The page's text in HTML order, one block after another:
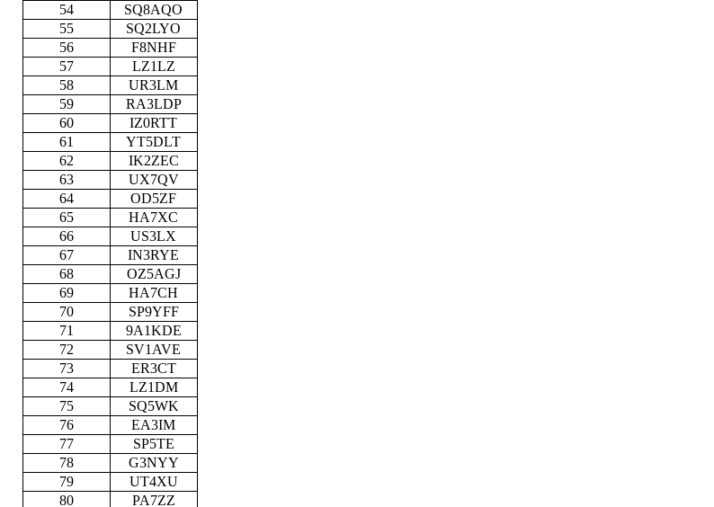
54
SQ8AQO
55
SQ2LYO
56
F8NHF
57
LZ1LZ
58
UR3LM
59
RA3LDP
60
IZ0RTT
61
YT5DLT
62
IK2ZEC
63
UX7QV
64
OD5ZF
65
HA7XC
66
US3LX
67
IN3RYE
68
OZ5AGJ
69
HA7CH
70
SP9YFF
71
9A1KDE
72
SV1AVE
73
ER3CT
74
LZ1DM
75
SQ5WK
76
EA3IM
77
SP5TE
78
G3NYY
79
UT4XU
80
PA7ZZ